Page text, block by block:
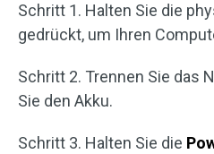
Schritt 1. Halten Sie die
gedrückt, um Ihren
Schritt 2. Trennen Sie das
Sie den Akku.
Schritt 3. Halten Sie die